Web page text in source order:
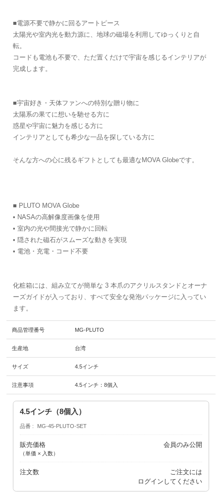
■電源不要で静かに回るアートピース
太陽光や室内光を動力源に、地球の磁場を利用してゆっくりと自
転。
コードも電池も不要で、ただ置くだけで宇宙を感じるインテリアが
完成します。
■宇宙好き・天体ファンへの特別な贈り物に
太陽系の果てに想いを馳せる方に
惑星や宇宙に魅力を感じる方に
インテリアとしても希少な一品を探している方に
そんな方への心に残るギフトとしても最適なMOVA Globeです。
■ PLUTO MOVA Globe
• NASAの高解像度画像を使用
• 室内の光や間接光で静かに回転
• 隠された磁石がスムーズな動きを実現
• 電池・充電・コード不要
化粧箱には、組み立てが簡単な 3 本爪のアクリルスタンドとオーナ
ーズガイドが入っており、すべて安全な発泡パッケージに入ってい
ます。
商品管理番号 MG-PLUTO
生産地 台湾
サイズ 4.5インチ
注意事項 4.5インチ：8個入
4.5インチ（8個入）
品番 MG-45-PLUTO-SET
販売価格
（単価 × 入数）
会員のみ公開
注文数
ご注文には
ログイン してください